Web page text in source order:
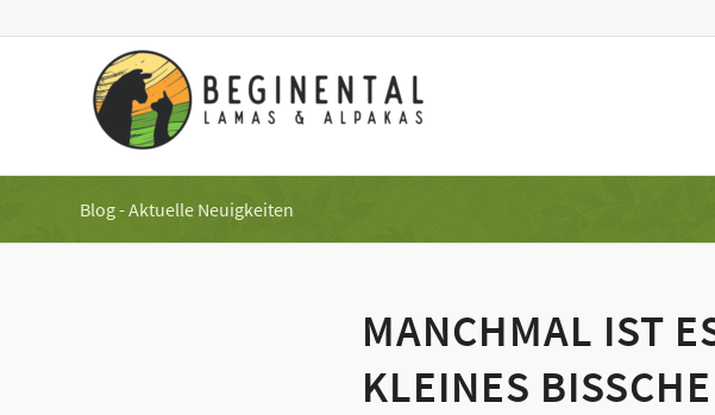
Blog - Aktuelle Neuigkeiten
MANCHMAL IST
KLEINES